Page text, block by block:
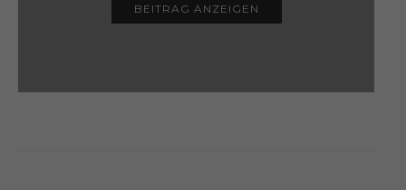
BEITRAG ANZEIGEN